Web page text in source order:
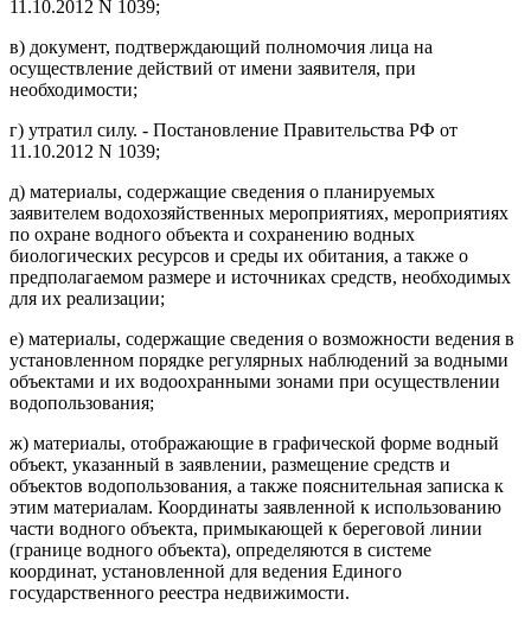
11.10.2012 N 1039;
в) документ, подтверждающий полномочия лица на
осуществление действий от имени заявителя, при
необходимости;
г) утратил силу. - Постановление Правительства РФ от
11.10.2012 N 1039;
д) материалы, содержащие сведения о планируемых
заявителем водохозяйственных мероприятиях, мероприятиях
по охране водного объекта и сохранению водных
биологических ресурсов и среды их обитания, а также о
предполагаемом размере и источниках средств, необходимых
для их реализации;
е) материалы, содержащие сведения о возможности ведения в
установленном порядке регулярных наблюдений за водными
объектами и их водоохранными зонами при осуществлении
водопользования;
ж) материалы, отображающие в графической форме водный
объект, указанный в заявлении, размещение средств и
объектов водопользования, а также пояснительная записка к
этим материалам. Координаты заявленной к использованию
части водного объекта, примыкающей к береговой линии
(границе водного объекта), определяются в системе
координат, установленной для ведения Единого
государственного реестра недвижимости.